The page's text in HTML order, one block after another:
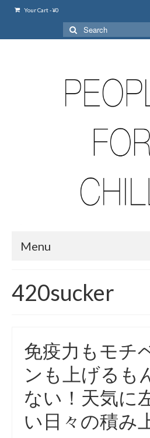
Your Cart-¥0
Search
for:
Menu
420 shibuya_info
420 shibuya_shop
About:FOUR TWENTY
YouTube:420shibuya
420sucker
免疫力もモチ
ンも上げるも
ない！天気に
い日々の積み